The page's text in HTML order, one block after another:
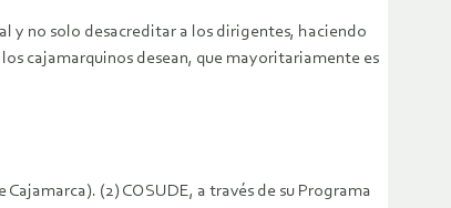
y no solo desacreditar a los dirigentes, haciendo
cajamarquinos desean, que mayoritariamente es
(2) COSUDE, a través de su Programa